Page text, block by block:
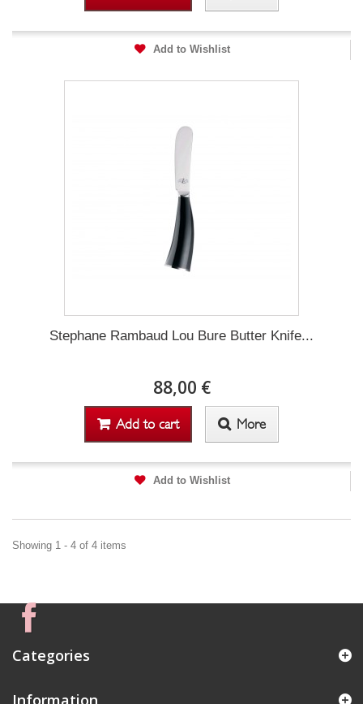
Add to Wishlist
Stephane Rambaud Lou Bure Butter Knife...
88,00 €
Add to cart More
Add to Wishlist
Showing 1 - 4 of 4 items
Categories
Information